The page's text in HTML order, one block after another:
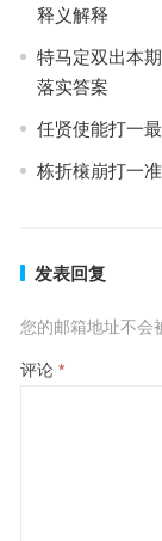
释义解释
特马定双出本
落实答案
任贤使能打一
栋折榱崩打一
发表回复
您的邮箱地址不会
评论 *